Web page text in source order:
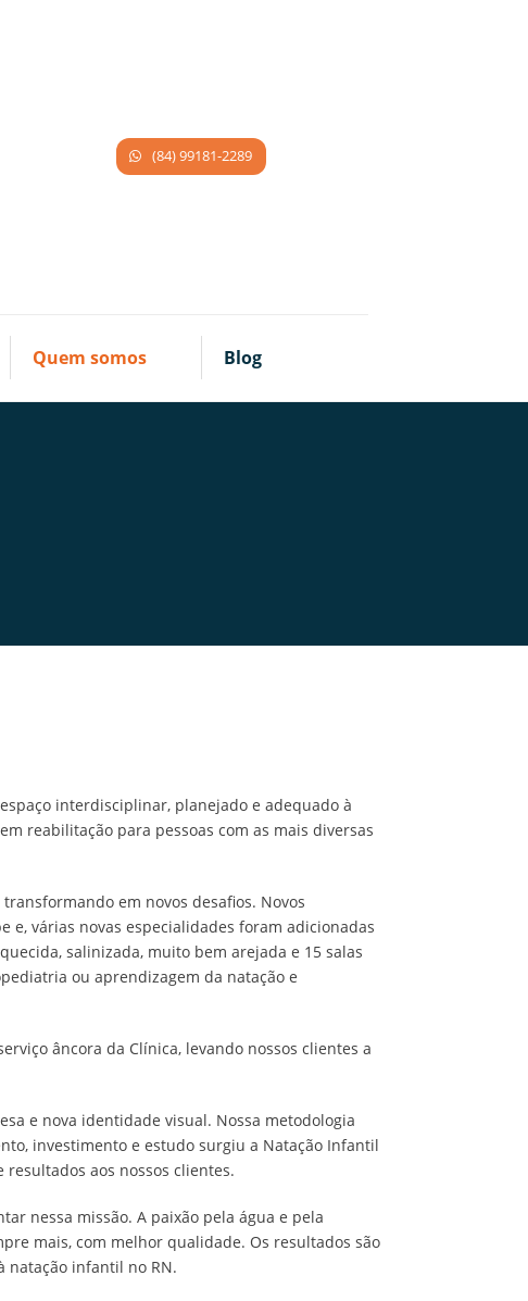
(84) 99181-2289
Quem somos Blog
interdisciplinar, planejado e adequado à
reabilitação para pessoas com as mais diversas
em novos desafios. Novos
várias novas especialidades foram adicionadas
salinizada, muito bem arejada e 15 salas
ou aprendizagem da natação e
âncora da Clínica, levando nossos clientes a
e nova identidade visual. Nossa metodologia
investimento e estudo surgiu a Natação Infantil
aos nossos clientes.
nessa missão. A paixão pela água e pela
mais, com melhor qualidade. Os resultados são
natação infantil no RN.